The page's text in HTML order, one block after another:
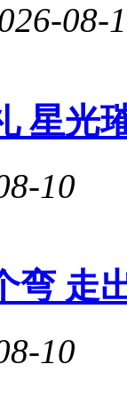
08-
星光
10
弯 走
10